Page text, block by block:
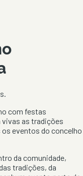
com festas
vivas as tradições
eventos do concelho
da comunidade,
tradições, da